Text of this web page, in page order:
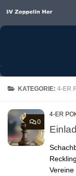
Unter dem Inhalt
KATEGORIE:4-ER
0
4-ER